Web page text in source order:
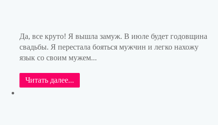
Да, все круто! Я вышла замуж. В июле будет годовщина
свадьбы. Я перестала бояться мужчин и легко нахожу
язык со своим мужем...
Читать далее...